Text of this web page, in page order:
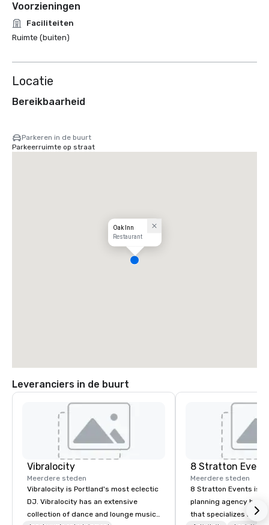
Voorzieningen
Faciliteiten
Ruimte (buiten)
Locatie
Bereikbaarheid
Parkeren in de buurt
Parkeerruimte op straat
Oak Inn
Restaurant
Leveranciers in de buurt
Vibralocity
Meerdere steden
Vibralocity is Portland's most eclectic
DJ. Vibralocity has an extensive
collection of dance and lounge music
8 Stratton
Meerdere steden
8 Stratton Events is a
planning agency
that specializes in